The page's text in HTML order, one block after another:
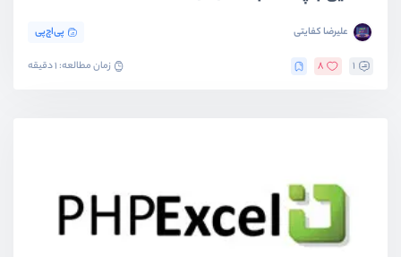
علیرضا کفایتی پی‌اچ‌پی
1
8 زمان مطالعه: 1 دقیقه